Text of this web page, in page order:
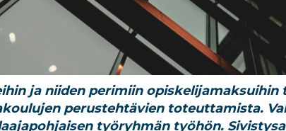
ja niiden perimiin
perustehtävien toteuttamista.
työryhmän työhön.